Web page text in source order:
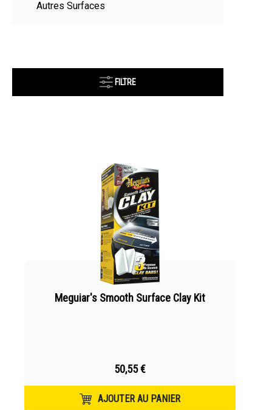
Autres Surfaces
FILTRE
Meguiar's Smooth Surface Clay Kit
50,55 €
AJOUTER AU PANIER